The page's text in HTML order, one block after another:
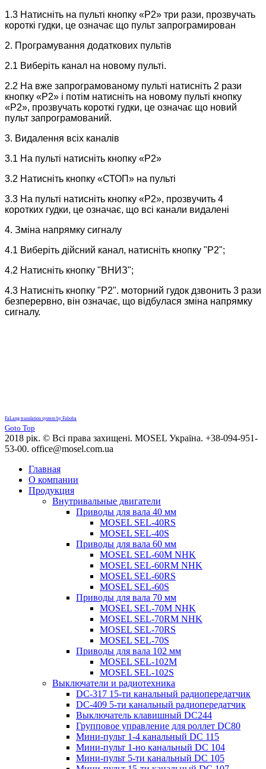
1.3 Натисніть на пульті кнопку «Р2» три рази, прозвучать
короткі гудки, це означає що пульт запрограмирован
2. Програмування додаткових пультів
2.1 Виберіть канал на новому пульті.
2.2 На вже запрограмованому пульті натисніть 2 рази
кнопку «Р2» і потім натисніть на новому пульті кнопку
«Р2», прозвучать короткі гудки, це означає що новий
пульт запрограмований.
3. Видалення всіх каналів
3.1 На пульті натисніть кнопку «Р2»
3.2 Натисніть кнопку «СТОП» на пульті
3.3 На пульті натисніть кнопку «Р2», прозвучить 4
коротких гудки, це означає, що всі канали видалені
4. Зміна напрямку сигналу
4.1 Виберіть дійсний канал, натисніть кнопку "P2";
4.2 Натисніть кнопку "ВНИЗ";
4.3 Натисніть кнопку "P2". моторний гудок дзвонить 3 рази
безперервно, він означає, що відбулася зміна напрямку
сигналу.
FaLang translation system by Faboba
Goto Top
2018 рік. © Всі права захищені. MOSEL Україна. +38-094-951-
53-00. office@mosel.com.ua
Главная
О компании
Продукция
Внутривальные двигатели
Приводы для вала 40 мм
MOSEL SEL-40RS
MOSEL SEL-40S
Приводы для вала 60 мм
MOSEL SEL-60M NHK
MOSEL SEL-60RM NHK
MOSEL SEL-60RS
MOSEL SEL-60S
Приводы для вала 70 мм
MOSEL SEL-70M NHK
MOSEL SEL-70RM NHK
MOSEL SEL-70RS
MOSEL SEL-70S
Приводы для вала 102 мм
MOSEL SEL-102M
MOSEL SEL-102S
Выключатели и радиотехника
DC-317 15-ти канальный радиопередатчик
DC-409 5-ти канальный радиопередатчик
Выключатель клавишный DC244
Групповое управление для роллет DC80
Мини-пульт 1-4 канальный DС 115
Мини-пульт 1-но канальный DС 104
Мини-пульт 5-ти канальный DС 105